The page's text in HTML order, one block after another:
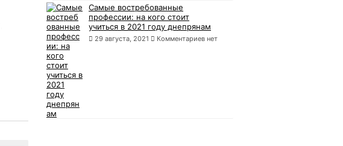
Самые востребованные
профессии: на кого стоит
учиться в 2021 году днепрянам
29 августа, 2021 Комментариев нет